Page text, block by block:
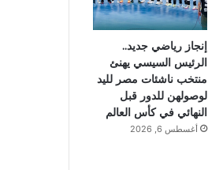
إنجاز رياضي جديد..
الرئيس السيسي يهنئ
منتخب ناشئات مصر لليد
لوصولهن للدور قبل
النهائي في كأس العالم
أغسطس 6, 2026